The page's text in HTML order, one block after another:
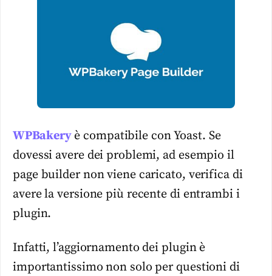
WPBakeryè compatibile con Yoast. Se
dovessi avere dei problemi, ad esempio il
page builder non viene caricato, verifica di
avere la versione più recente di entrambi i
plugin.
Infatti, l’aggiornamento dei plugin è
importantissimo non solo per questioni di